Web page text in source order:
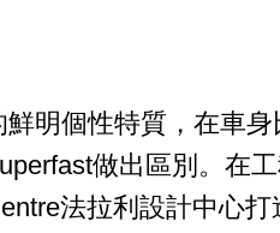
鮮明個性特質，在車
做出區別。在
法拉利設計中心